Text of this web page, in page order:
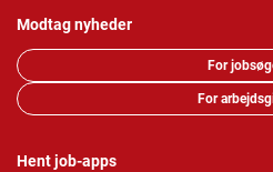
Modtag nyheder
For
For
Hent job-apps